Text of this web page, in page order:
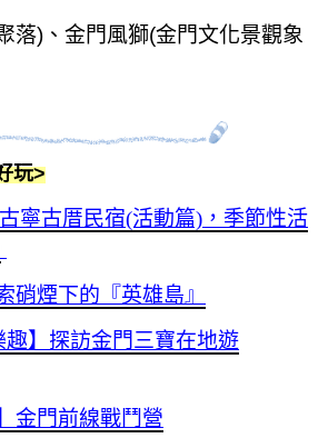
落)、金門風獅(金門文化景觀象
玩>
寧古厝民宿(活動篇)，季節性活
硝煙下的『英雄島』
趣】探訪金門三寶在地遊
金門前線戰鬥營